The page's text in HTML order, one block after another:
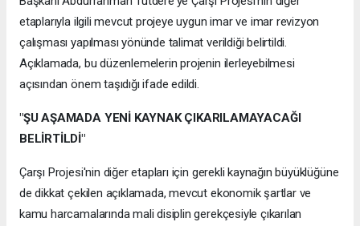
etaplarıyla ilgili mevcut projeye uygun imar ve imar revizyon
çalışması yapılması yönünde talimat verildiği belirtildi.
Açıklamada, bu düzenlemelerin projenin ilerleyebilmesi
açısından önem taşıdığı ifade edildi.
"ŞU AŞAMADA YENİ KAYNAK ÇIKARILAMAYACAĞI
BELİRTİLDİ"
Çarşı Projesi'nin diğer etapları için gerekli kaynağın büyüklüğüne
de dikkat çekilen açıklamada, mevcut ekonomik şartlar ve
kamu harcamalarında mali disiplin gerekçesiyle çıkarılan